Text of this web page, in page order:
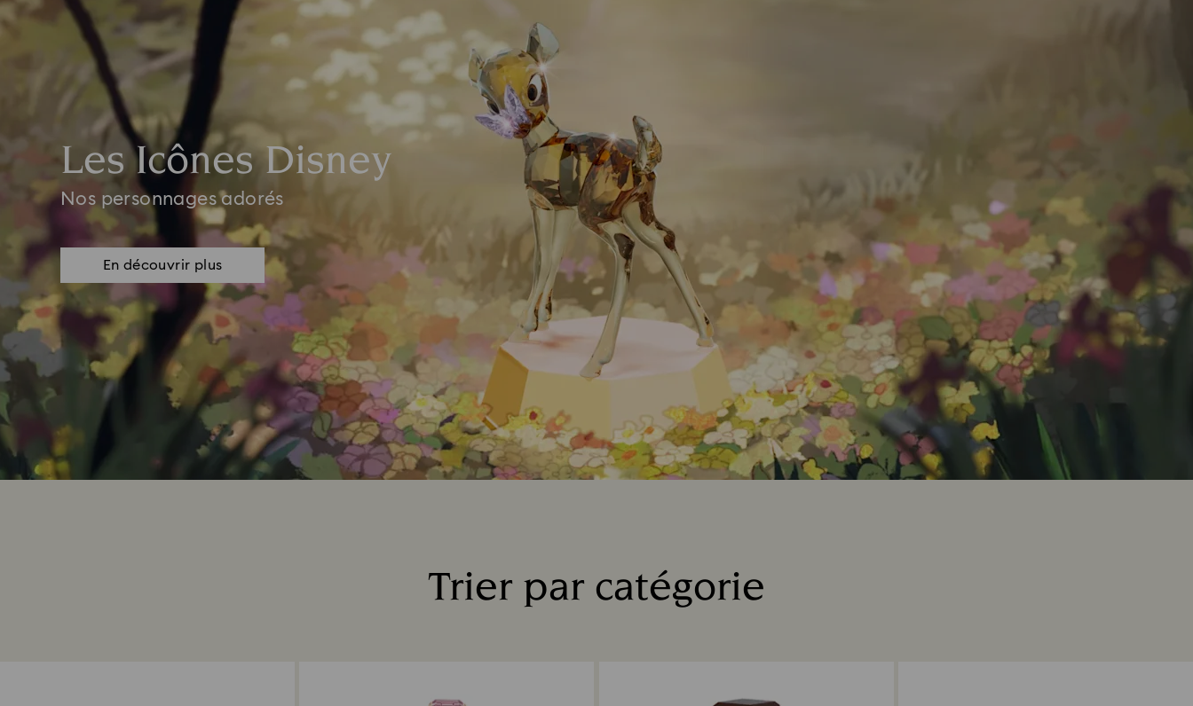
Les Icônes Disney
Nos personnages adorés
En découvrir plus
Trier par catégorie